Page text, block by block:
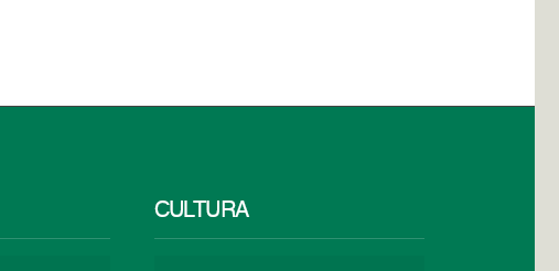
CULTURA